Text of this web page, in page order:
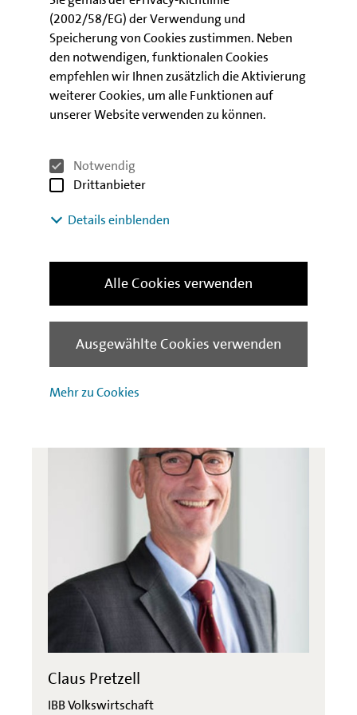
(2002/58/EG) der Verwendung und
Speicherung von Cookies zustimmen. Neben
den notwendigen, funktionalen Cookies
empfehlen wir Ihnen zusätzlich die Aktivierung
weiterer Cookies, um alle Funktionen auf
unserer Website verwenden zu können.
Notwendig
Drittanbieter
Details einblenden
Mehr zu Cookies
Ausgewählte Cookies verwenden
Alle Cookies verwenden
auch die Zahlen für Haushalte, die Wohngeld
empfangen. So hat sich mit Beginn der
Beschäftigungsrally in 2005 die Zahl der
Empfängerhaushalte für Wohngeld von knapp
42.000 um 60% auf zuletzt 17.000 reduziert. Allein
im Jahr 2015 verringerte sich die Zahl der Berliner
Berlin und liegt unter dem Deutschlandschnitt von
1,1%. Immer mehr Berliner können sich die Mieten
auf unserer website unter der Adresse
Claus Pretzell
IBB Volkswirtschaft